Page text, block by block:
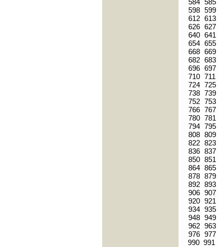
584 585
598 599
612 613
626 627
640 641
654 655
668 669
682 683
696 697
710 711
724 725
738 739
752 753
766 767
780 781
794 795
808 809
822 823
836 837
850 851
864 865
878 879
892 893
906 907
920 921
934 935
948 949
962 963
976 977
990 991